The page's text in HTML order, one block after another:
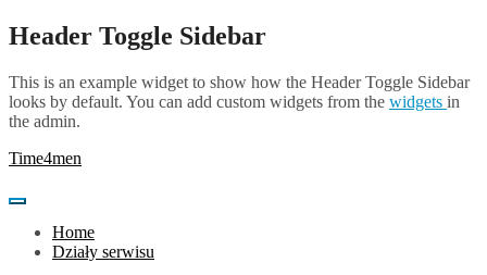
Skip
to
Header Toggle Sidebar
This is an example widget to show how the Header Toggle Sidebar
looks by default. You can add custom widgets from the widgets in
the admin.
Time4men
Home
Działy serwisu